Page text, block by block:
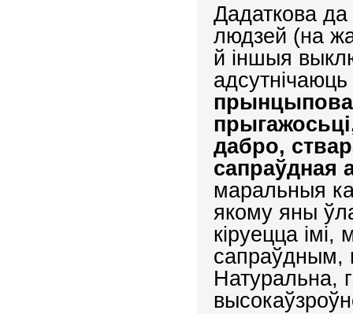
Дадаткова
людзей (на
й іншыя
дабро,
сапраўдная
маральныя
якому яны
кіруецца
сапраўдным,
Натуральна,